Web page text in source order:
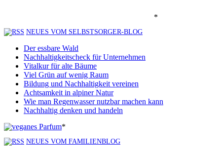
*
NEUES VOM SELBSTSORGER-BLOG
Der essbare Wald
Nachhaltigkeitscheck für Unternehmen
Vitalkur für alte Bäume
Viel Grün auf wenig Raum
Bildung und Nachhaltigkeit vereinen
Achtsamkeit in alpiner Natur
Wie man Regenwasser nutzbar machen kann
Nachhaltig denken und handeln
*
NEUES VOM FAMILIENBLOG